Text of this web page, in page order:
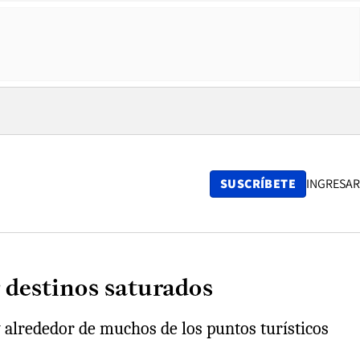
SUSCRÍBETE INGRESAR
saturados
de muchos de los puntos turísticos